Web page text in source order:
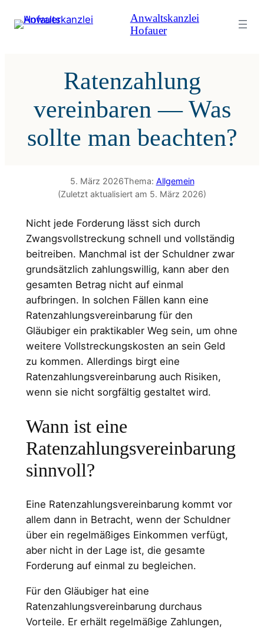
Inhalt
Anwaltskanzlei
Hofauer
Ratenzahlung
vereinbaren — Was
sollte man beachten?
5. März 2026Thema: Allgemein
(Zuletzt aktualisiert am 5. März 2026)
Nicht jede Forderung lässt sich durch
Zwangsvollstreckung schnell und vollständig
beitreiben. Manchmal ist der Schuldner zwar
grundsätzlich zahlungswillig, kann aber den
gesamten Betrag nicht auf einmal
aufbringen. In solchen Fällen kann eine
Ratenzahlungsvereinbarung für den
Gläubiger ein praktikabler Weg sein, um ohne
weitere Vollstreckungskosten an sein Geld
zu kommen. Allerdings birgt eine
Ratenzahlungsvereinbarung auch Risiken,
wenn sie nicht sorgfältig gestaltet wird.
Wann ist eine
Ratenzahlungsvereinbarung
sinnvoll?
Eine Ratenzahlungsvereinbarung kommt vor
allem dann in Betracht, wenn der Schuldner
über ein regelmäßiges Einkommen verfügt,
aber nicht in der Lage ist, die gesamte
Forderung auf einmal zu begleichen.
Für den Gläubiger hat eine
Ratenzahlungsvereinbarung durchaus
Vorteile. Er erhält regelmäßige Zahlungen,